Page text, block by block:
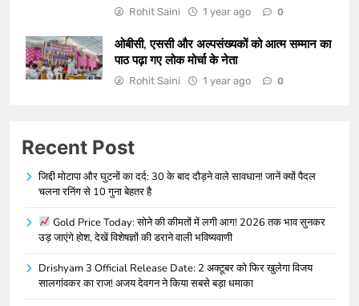
Rohit Saini 1 year ago 0
ओबीसी, एससी और अल्पसंख्यकों को आत्म सम्मान का
पाठ पढ़ा गए लोक मोर्चा के नेता
Rohit Saini 1 year ago 0
Recent Post
जिद्दी मोटापा और घुटनों का दर्द: 30 के बाद दौड़ने वाले सावधान! जानें क्यों पैदल
चलना रनिंग से 10 गुना बेहतर है
Gold Price Today: सोने की कीमतों में लगी आग! 2026 तक भाव सुनकर
उड़ जाएंगे होश, देखें विशेषज्ञों की डराने वाली भविष्यवाणी
Drishyam 3 Official Release Date: 2 अक्टूबर को फिर खुलेगा विजय
सालगांवकर का राज! अजय देवगन ने किया सबसे बड़ा धमाका